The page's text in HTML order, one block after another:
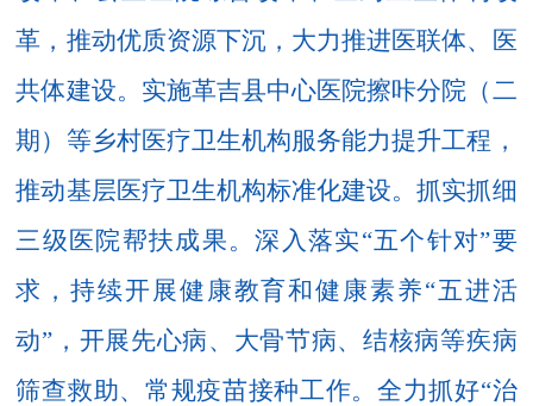
革，推动优质资源下沉，大力推进医联体、医
共体建设。实施革吉县中心医院擦咔分院（二
期）等乡村医疗卫生机构服务能力提升工程，
推动基层医疗卫生机构标准化建设。抓实抓细
三级医院帮扶成果。深入落实“五个针对”要
求，持续开展健康教育和健康素养“五进活
动”，开展先心病、大骨节病、结核病等疾病
筛查救助、常规疫苗接种工作。全力抓好“治